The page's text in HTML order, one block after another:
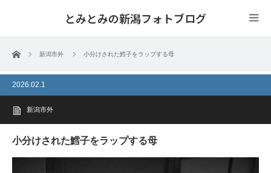
とみとみの新潟フォトブログ
ホーム 新潟市外 小分けされた鱈子をラップする母
2026.02.1
新潟市外
小分けされた鱈子をラップする母